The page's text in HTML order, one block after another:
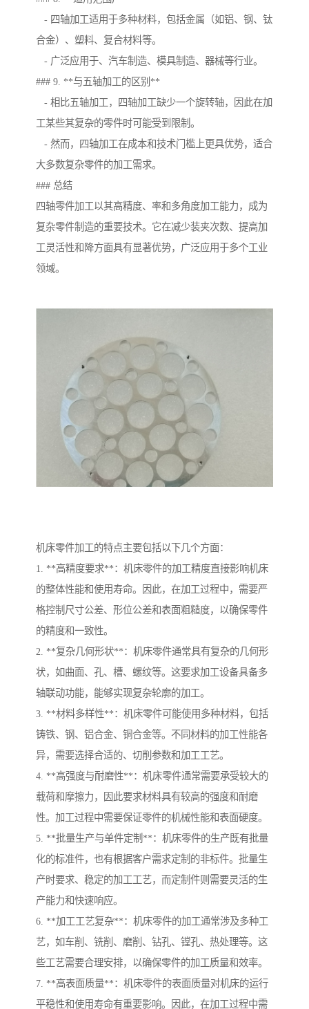
- 四轴加工适用于多种材料，包括金属（如铝、钢、钛
合金）、塑料、复合材料等。
- 广泛应用于、汽车制造、模具制造、器械等行业。
### 9. **与五轴加工的区别**
- 相比五轴加工，四轴加工缺少一个旋转轴，因此在加
工某些其复杂的零件时可能受到限制。
- 然而，四轴加工在成本和技术门槛上更具优势，适合
大多数复杂零件的加工需求。
### 总结
四轴零件加工以其高精度、率和多角度加工能力，成为
复杂零件制造的重要技术。它在减少装夹次数、提高加
工灵活性和降方面具有显著优势，广泛应用于多个工业
领域。
机床零件加工的特点主要包括以下几个方面：
1. **高精度要求**：机床零件的加工精度直接影响机床
的整体性能和使用寿命。因此，在加工过程中，需要严
格控制尺寸公差、形位公差和表面粗糙度，以确保零件
的精度和一致性。
2. **复杂几何形状**：机床零件通常具有复杂的几何形
状，如曲面、孔、槽、螺纹等。这要求加工设备具备多
轴联动功能，能够实现复杂轮廓的加工。
3. **材料多样性**：机床零件可能使用多种材料，包括
铸铁、钢、铝合金、铜合金等。不同材料的加工性能各
异，需要选择合适的、切削参数和加工工艺。
4. **高强度与耐磨性**：机床零件通常需要承受较大的
载荷和摩擦力，因此要求材料具有较高的强度和耐磨
性。加工过程中需要保证零件的机械性能和表面硬度。
5. **批量生产与单件定制**：机床零件的生产既有批量
化的标准件，也有根据客户需求定制的非标件。批量生
产时要求、稳定的加工工艺，而定制件则需要灵活的生
产能力和快速响应。
6. **加工工艺复杂**：机床零件的加工通常涉及多种工
艺，如车削、铣削、磨削、钻孔、镗孔、热处理等。这
些工艺需要合理安排，以确保零件的加工质量和效率。
7. **高表面质量**：机床零件的表面质量对机床的运行
平稳性和使用寿命有重要影响。因此，在加工过程中需